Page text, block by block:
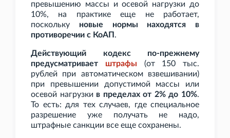
превышению массы и осевой нагрузки до
10%, на практике еще не работает,
поскольку новые нормы находятся в
противоречии с КоАП .
Действующий кодекс по-прежнему
предусматривает штрафы (от 150
тыс.
рублей при автоматическом взвешивании)
при превышении допустимой массы или
осевой нагрузки в пределах от 2% до 10%.
То есть: для тех случаев, где специальное
разрешение уже получать не надо,
штрафные санкции все еще сохранены.